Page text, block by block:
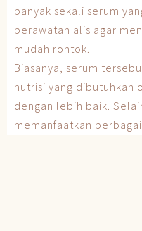
banyak sekali serum
perawatan alis agar
mudah rontok.
Biasanya, serum
nutrisi yang dibutuhkan
dengan lebih baik.
memanfaatkan